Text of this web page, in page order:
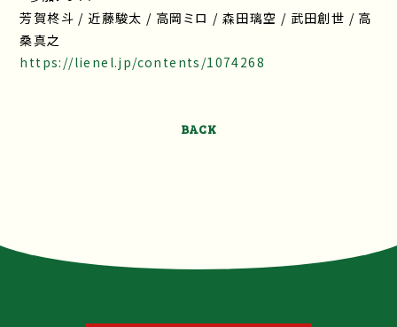
芳賀柊斗 / 近藤駿太 / 高岡ミロ / 森田璃空 / 武田創世 / 高
桑真之
https://lienel.jp/contents/1074268
BACK